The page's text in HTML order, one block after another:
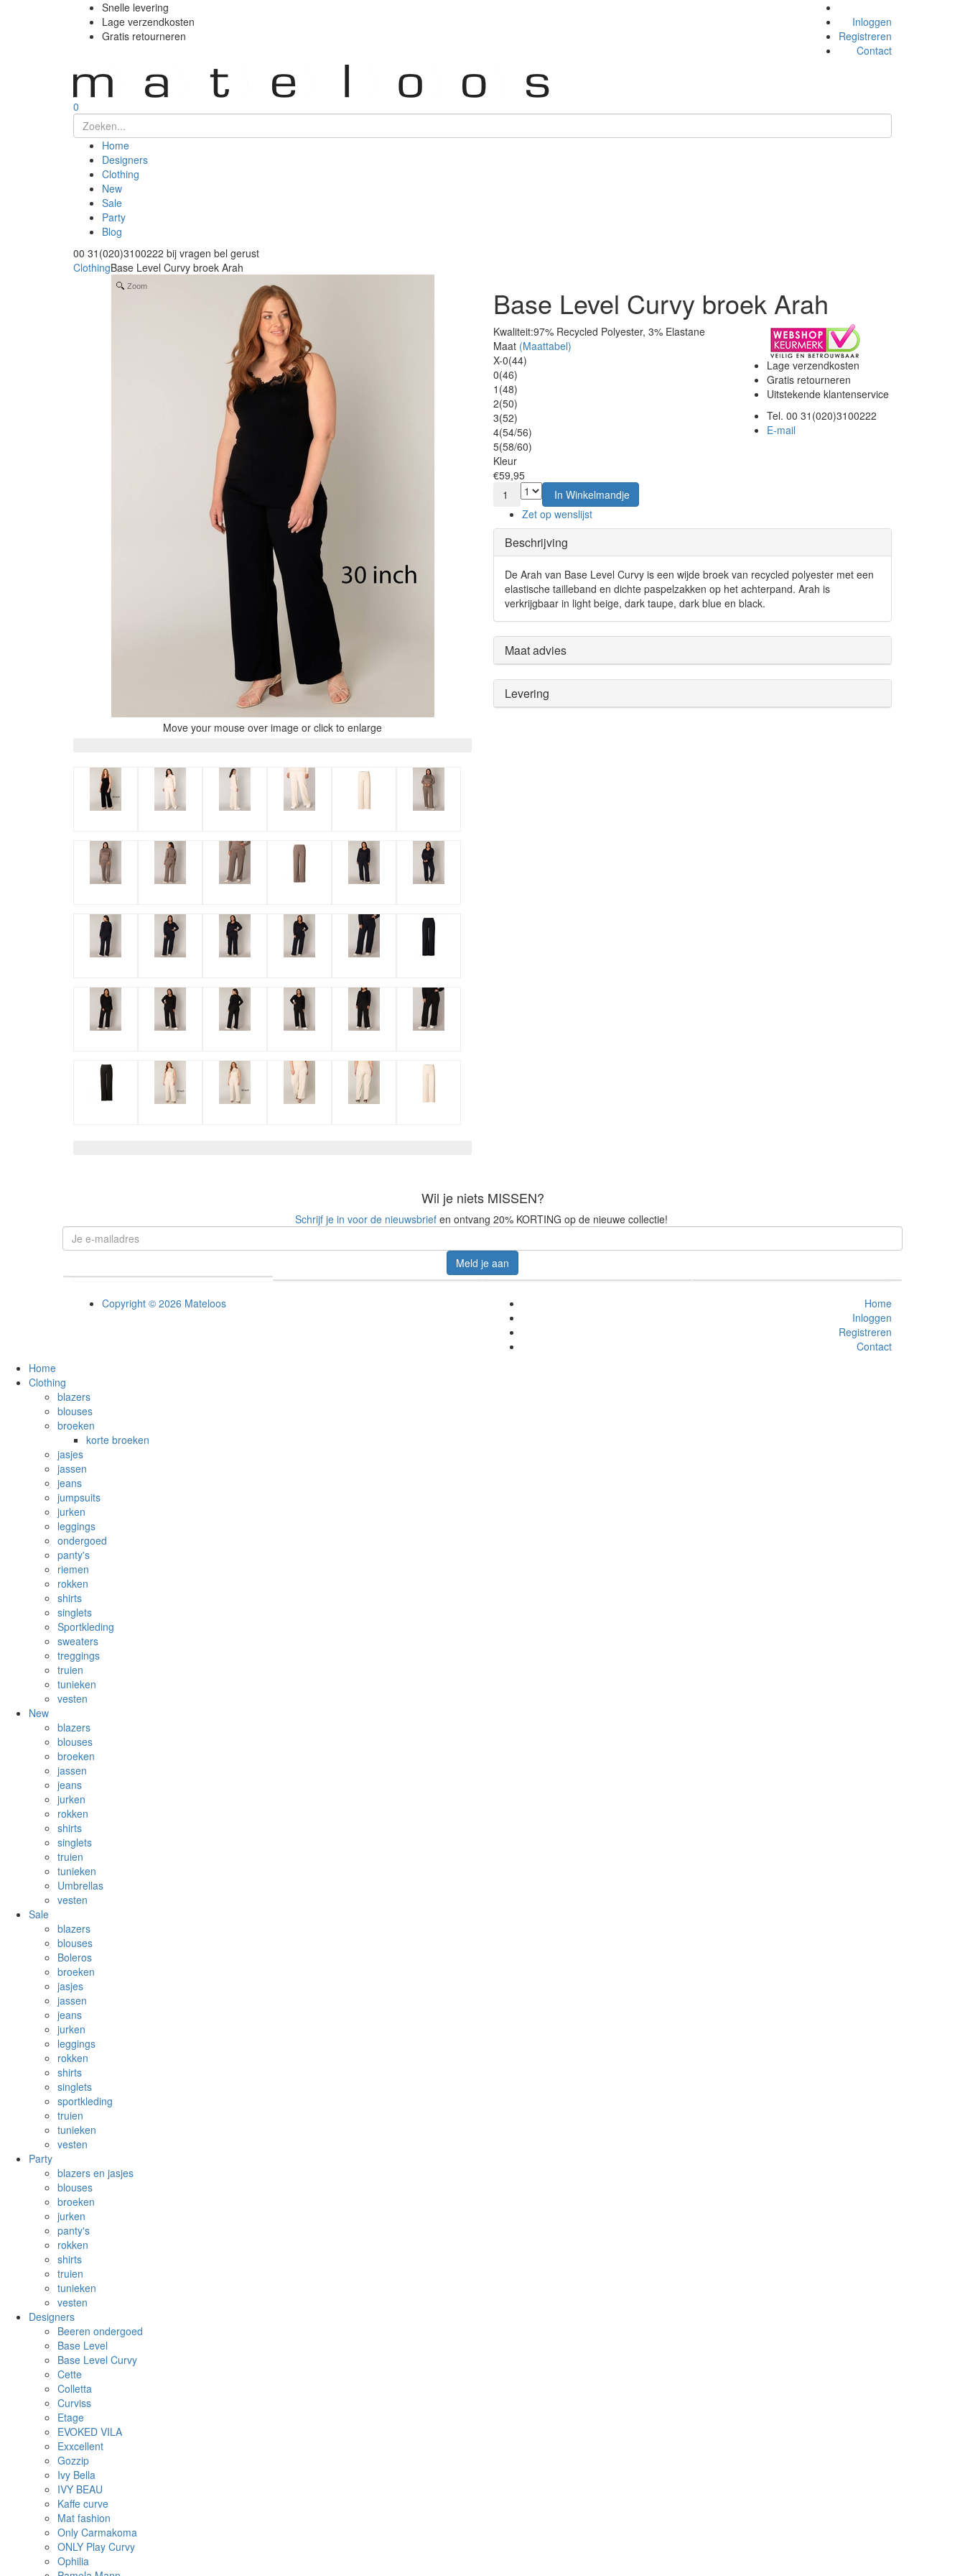
Snelle levering
Lage verzendkosten
Gratis retourneren
Inloggen
Registreren
Contact
0
Home
Designers
Clothing
New
Sale
Party
Blog
00 31(020)3100222 bij vragen bel gerust
ClothingBase Level Curvy broek Arah
Zoom
Move your mouse over image or click to enlarge
Base Level Curvy broek Arah
Kwaliteit:97% Recycled Polyester, 3% Elastane
Maat (Maattabel)
X-0(44)
0(46)
1(48)
2(50)
3(52)
4(54/56)
5(58/60)
Kleur
€59,95
1
In Winkelmandje
Zet op wenslijst
Lage verzendkosten
Gratis retourneren
Uitstekende klantenservice
Tel. 00 31(020)3100222
E-mail
Beschrijving
De Arah van Base Level Curvy is een wijde broek van recycled polyester met een
elastische tailleband en dichte paspelzakken op het achterpand. Arah is
verkrijgbaar in light beige, dark taupe, dark blue en black.
Maat advies
Levering
Wil je niets MISSEN?
Schrijf je in voor de nieuwsbriefen ontvang 20% KORTING op de nieuwe collectie!
Meld je aan
Copyright © 2026 Mateloos
Home
Inloggen
Registreren
Contact
Home
Clothing
blazers
blouses
broeken
korte broeken
jasjes
jassen
jeans
jumpsuits
jurken
leggings
ondergoed
panty's
riemen
rokken
shirts
singlets
Sportkleding
sweaters
treggings
truien
tunieken
vesten
New
blazers
blouses
broeken
jassen
jeans
jurken
rokken
shirts
singlets
truien
tunieken
Umbrellas
vesten
Sale
blazers
blouses
Boleros
broeken
jasjes
jassen
jeans
jurken
leggings
rokken
shirts
singlets
sportkleding
truien
tunieken
vesten
Party
blazers en jasjes
blouses
broeken
jurken
panty's
rokken
shirts
truien
tunieken
vesten
Designers
Beeren ondergoed
Base Level
Base Level Curvy
Cette
Colletta
Curviss
Etage
EVOKED VILA
Exxcellent
Gozzip
Ivy Bella
IVY BEAU
Kaffe curve
Mat fashion
Only Carmakoma
ONLY Play Curvy
Ophilia